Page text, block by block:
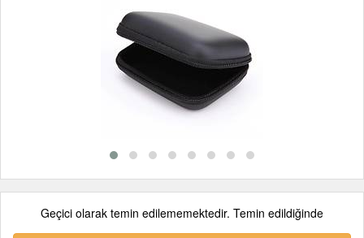
Geçici olarak temin edilememektedir. Temin edildiğinde